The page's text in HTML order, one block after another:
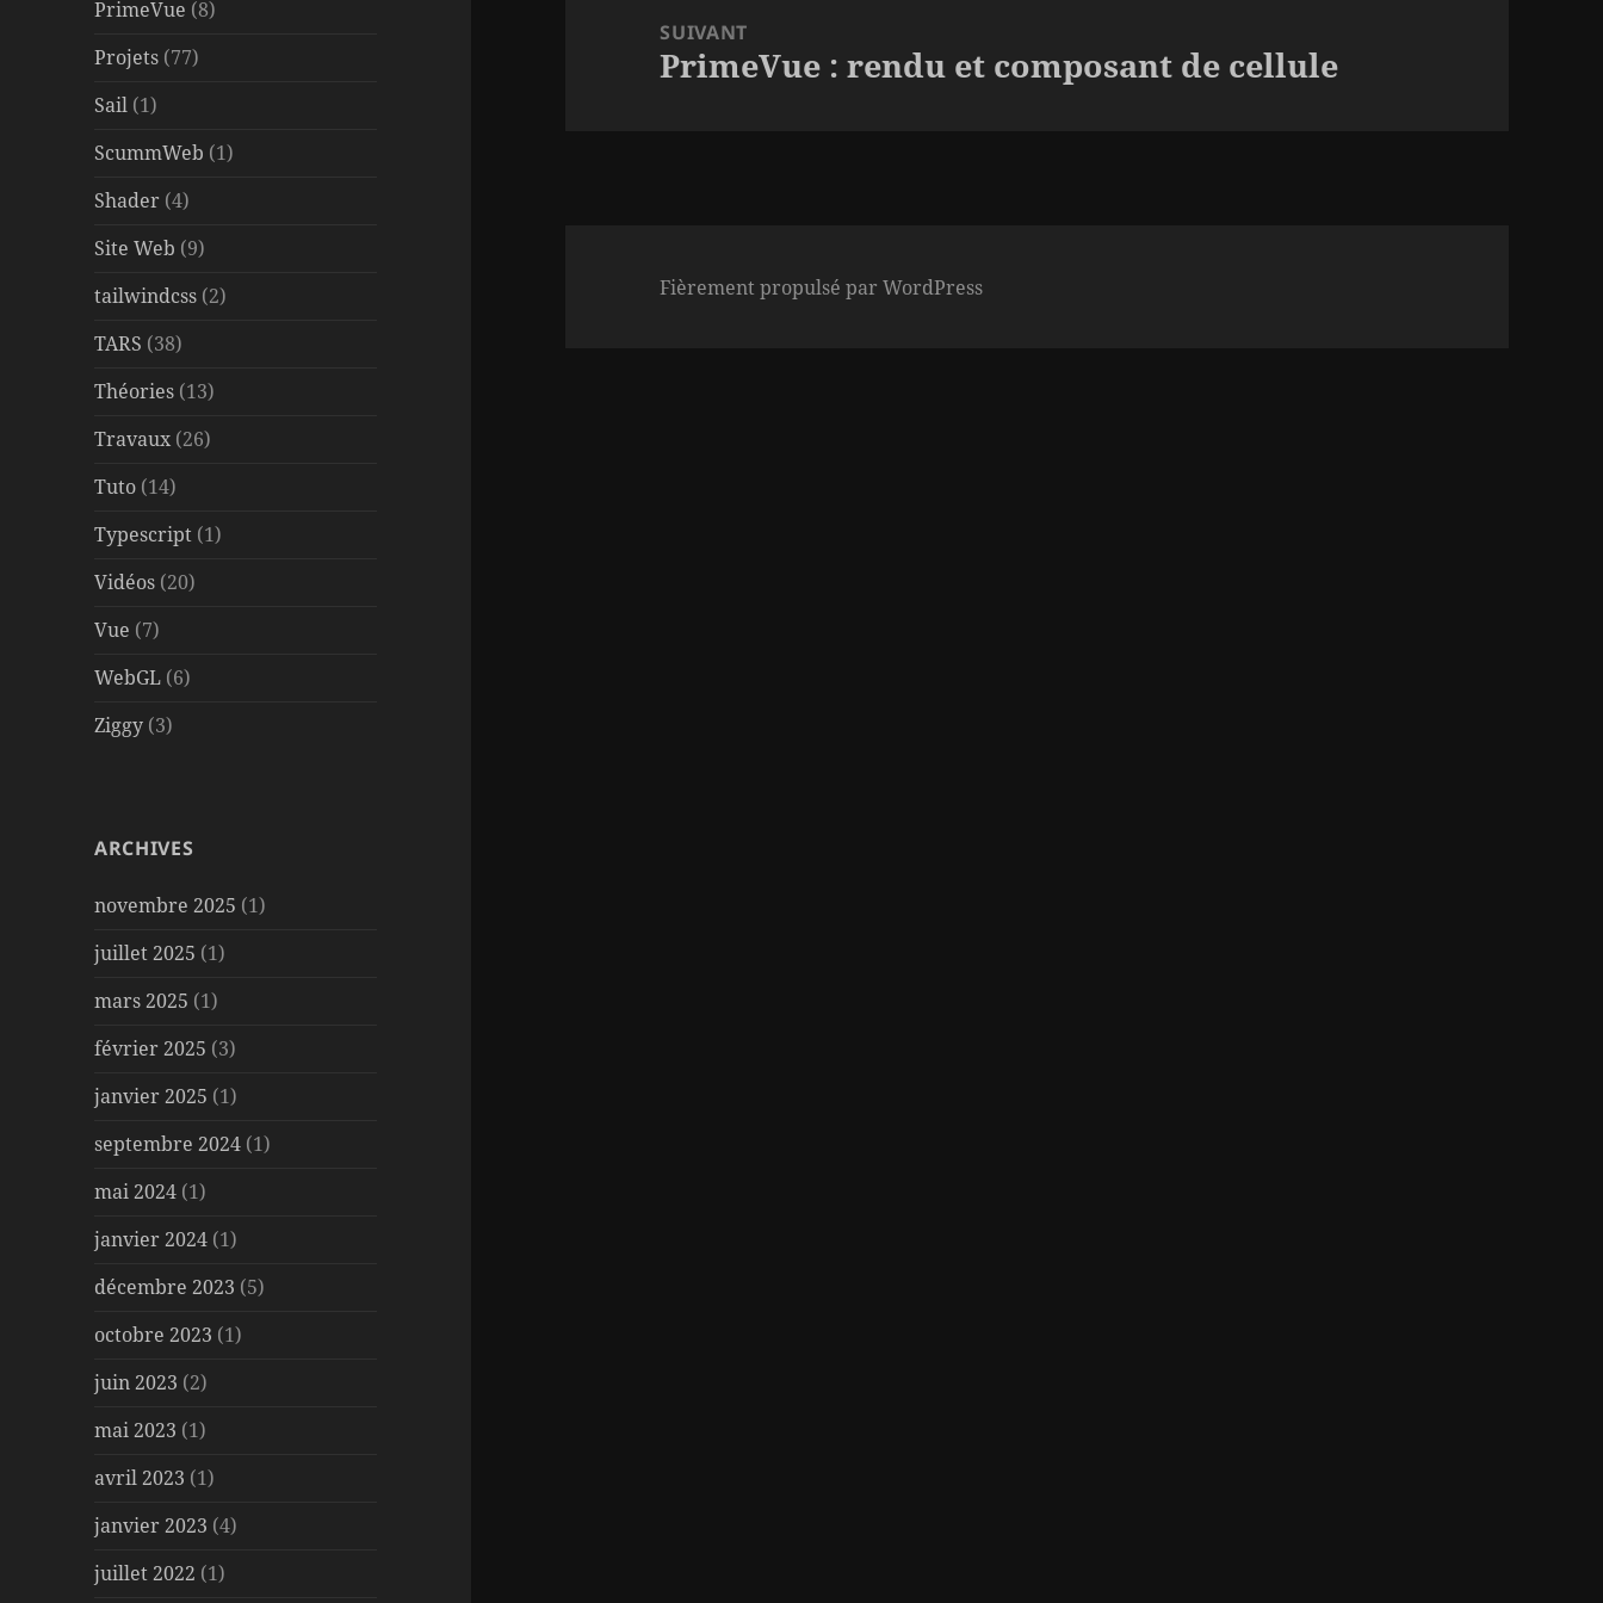
PrimeVue (8)
Projets (77)
Sail (1)
ScummWeb (1)
Shader (4)
Site Web (9)
tailwindcss (2)
TARS (38)
Théories (13)
Travaux (26)
Tuto (14)
Typescript (1)
Vidéos (20)
Vue (7)
WebGL (6)
Ziggy (3)
ARCHIVES
novembre 2025 (1)
juillet 2025 (1)
mars 2025 (1)
février 2025 (3)
janvier 2025 (1)
septembre 2024 (1)
mai 2024 (1)
janvier 2024 (1)
décembre 2023 (5)
octobre 2023 (1)
juin 2023 (2)
mai 2023 (1)
avril 2023 (1)
janvier 2023 (4)
juillet 2022 (1)
SUIVANT
Article
PrimeVue : rendu et composant de cellule
Fièrement propulsé par WordPress